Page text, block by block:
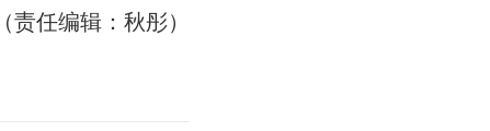
（责任编辑：秋彤）